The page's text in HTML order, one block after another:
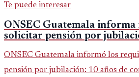
Te puede interesar
ONSEC Guatemala
solicitar pensión por
ONSEC Guatemala informó los
pensión por jubilación: 10 años de